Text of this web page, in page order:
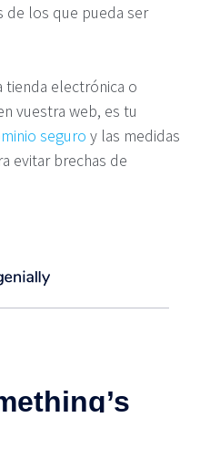
de los que pueda ser
tienda electrónica o
vuestra web, es tu
seguro y las medidas
evitar brechas de